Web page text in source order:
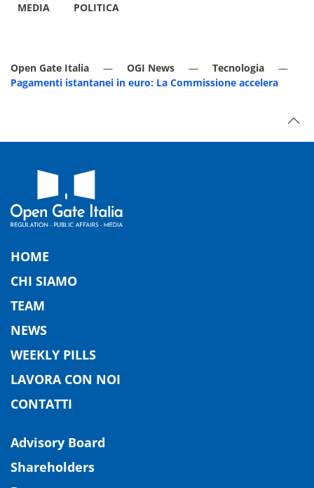
MEDIA POLITICA
Open Gate Italia OGI News
Tecnologia
Pagamenti istantanei in euro: La Commissione accelera
HOME
CHI SIAMO
TEAM
NEWS
WEEKLY PILLS
LAVORA CON NOI
CONTATTI
Advisory Board
Shareholders